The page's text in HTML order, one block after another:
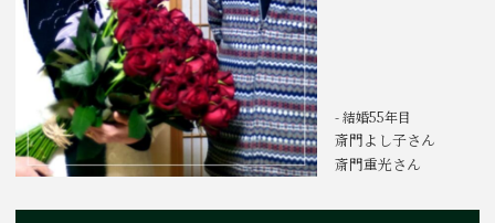
- 結婚55年目
斎門よし子さん
斎門重光さん